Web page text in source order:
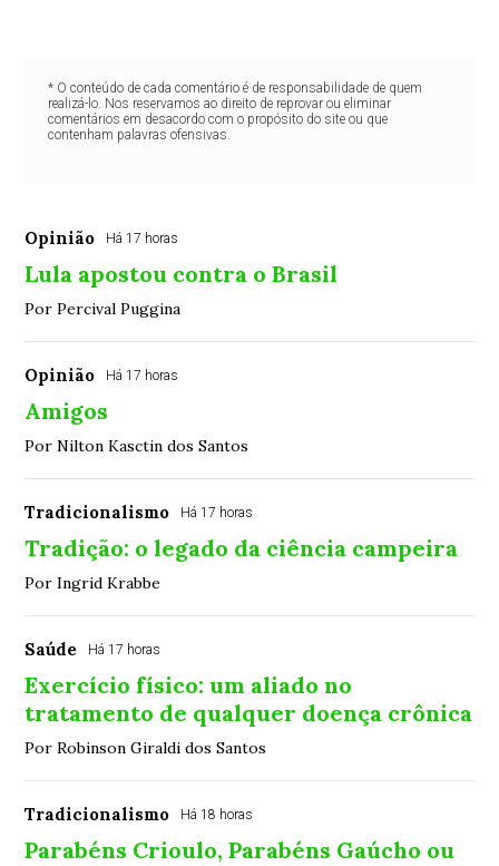
* O conteúdo de cada comentário é de responsabilidade de quem
realizá-lo. Nos reservamos ao direito de reprovar ou eliminar
comentários em desacordo com o propósito do site ou que
contenham palavras ofensivas.
Opinião Há 17 horas
Lula apostou contra o Brasil
Por Percival Puggina
Opinião Há 17 horas
Amigos
Por Nilton Kasctin dos Santos
Tradicionalismo Há 17 horas
Tradição: o legado da ciência campeira
Por Ingrid Krabbe
Saúde Há 17 horas
Exercício físico: um aliado no
tratamento de qualquer doença crônica
Por Robinson Giraldi dos Santos
Tradicionalismo Há 18 horas
Parabéns Crioulo, Parabéns Gaúcho ou